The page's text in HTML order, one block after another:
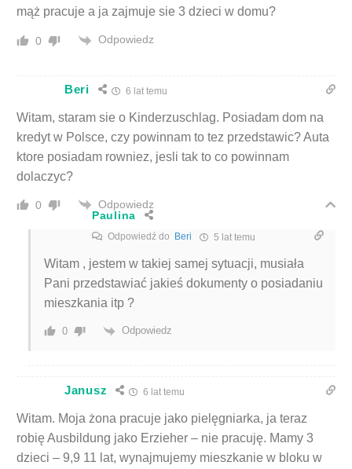
mąż pracuje a ja zajmuje sie 3 dzieci w domu?
0 Odpowiedz
Beri 6 lat temu
Witam, staram sie o Kinderzuschlag. Posiadam dom na
kredyt w Polsce, czy powinnam to tez przedstawic? Auta
ktore posiadam rowniez, jesli tak to co powinnam
dolaczyc?
0
Odpowiedz
Paulina
Odpowiedź do Beri 5 lat temu
Witam , jestem w takiej samej sytuacji, musiała
Pani przedstawiać jakieś dokumenty o posiadaniu
mieszkania itp ?
0 Odpowiedz
Janusz 6 lat temu
Witam. Moja żona pracuje jako pielęgniarka, ja teraz
robię Ausbildung jako Erzieher – nie pracuję. Mamy 3
dzieci – 9,9 11 lat, wynajmujemy mieszkanie w bloku w